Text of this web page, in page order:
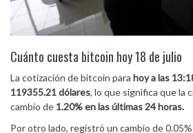
Cuánto cuesta bitcoin hoy 18 de julio
La cotización de bitcoin para hoy a las
119355.21 dólares, lo que significa que la
cambio de 1.20% en las últimas 24 horas.
Por otro lado, registró un cambio de